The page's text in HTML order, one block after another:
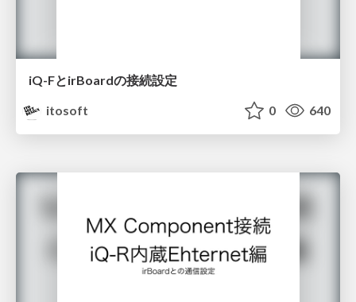
iQ-FとirBoardの接続設定
itosoft
0 640